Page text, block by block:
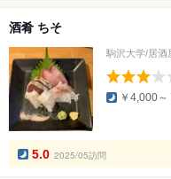
酒肴 ちそ
駒沢大学/居酒
￥4,000
5.0 2025/05訪問